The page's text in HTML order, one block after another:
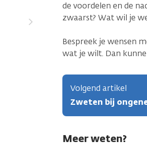
de voordelen en de
zwaarst? Wat wil je
Bespreek je wensen
wat je wilt. Dan
Volgend artikel
Zweten bij
Meer weten?